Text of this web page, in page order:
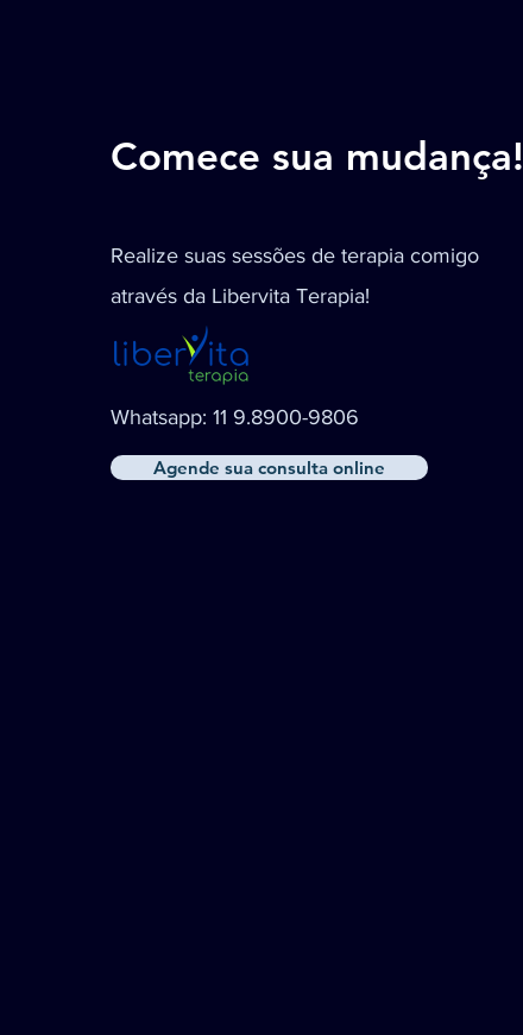
Comece sua mudança!
Realize suas sessões de terapia comigo
através da Libervita Terapia!
Whatsapp: 11 9.8900-9806
Agende sua consulta online